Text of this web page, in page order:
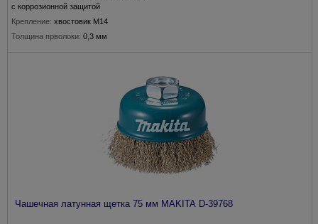
с коррозионной защитой
Крепление: хвостовик М14
Толщина прволоки: 0,3 мм
Подходит для модели: 115, 125, 150 мм
Чашечная латунная щетка 75 мм MAKITA D-39768